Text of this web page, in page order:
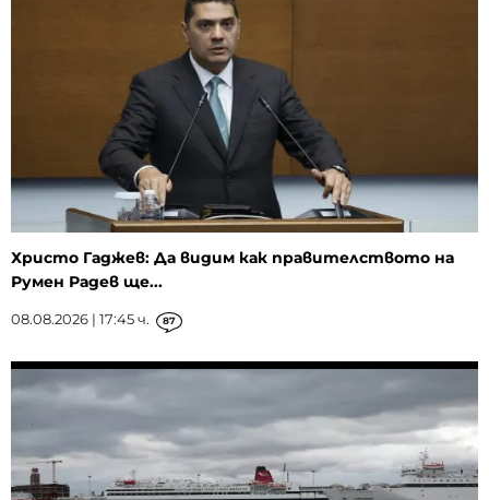
Христо Гаджев: Да видим как правителството на
Румен Радев ще...
08.08.2026 | 17:45 ч. 87